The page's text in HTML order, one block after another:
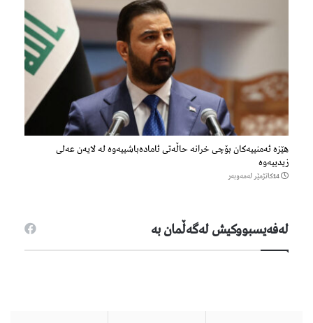
هێزه‌ ئه‌منییه‌كان بۆچی خرانە حاڵه‌تی ئاماده‌باشییه‌وه‌ لە لایەن عەلی
زیدییەوە
14كاتژمێر لەمەوبەر
لەفەیسبووكیش لەگەڵمان بە